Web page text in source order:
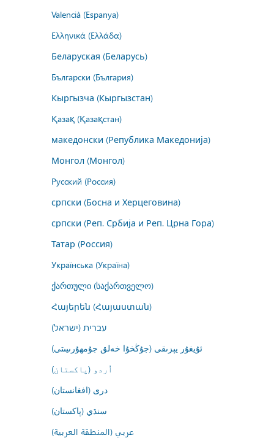
Valencià (Espanya)
Ελληνικά (Ελλάδα)
Беларуская (Беларусь)
Български (България)
Кыргызча (Кыргызстан)
Қазақ (Қазақстан)
македонски (Република Македонија)
Монгол (Монгол)
Русский (Россия)
српски (Босна и Херцеговина)
српски (Реп. Србија и Реп. Црна Гора)
Татар (Россия)
Українська (Україна)
ქართული (საქართველო)
Հայերեն (Հայաստան)
עברית (ישראל)
ئۇيغۇر يېزىقى (جۇڭخۇا خەلق جۇمھۇرىيىتى)
اُردو (پاکستان)
درى (افغانستان)
سنڌي (پاکستان)
عربي (المنطقة العربية)